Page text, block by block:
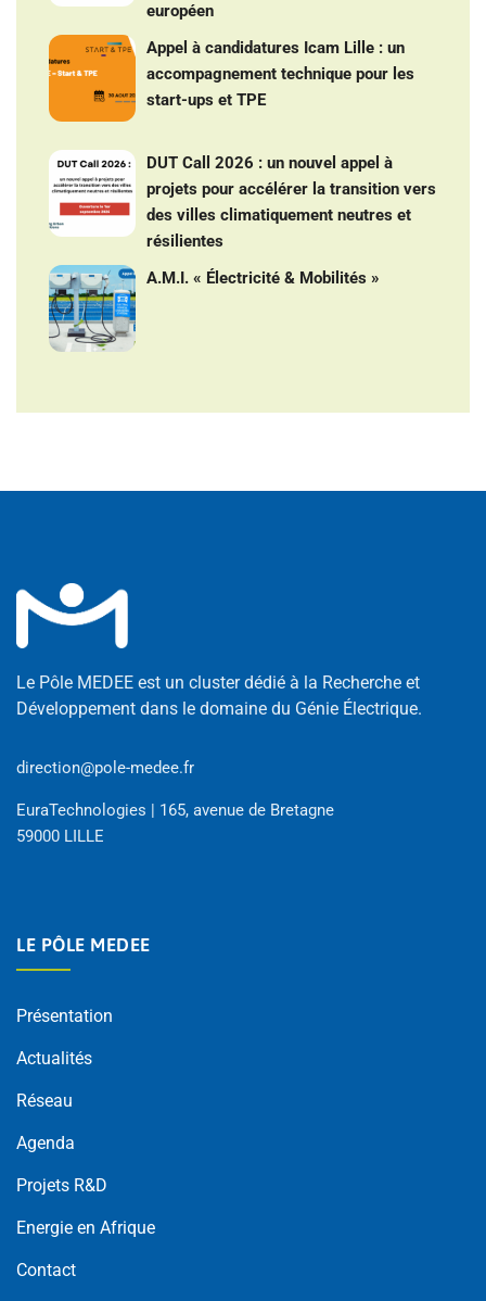
européen
Appel à candidatures Icam Lille : un
accompagnement technique pour les
start-ups et TPE
DUT Call 2026 : un nouvel appel à
projets pour accélérer la transition vers
des villes climatiquement neutres et
résilientes
A.M.I. « Électricité & Mobilités »
Le Pôle MEDEE est un cluster dédié à la Recherche et
Développement dans le domaine du Génie Électrique.
direction@pole-medee.fr
EuraTechnologies | 165, avenue de Bretagne
59000 LILLE
LE PÔLE MEDEE
Présentation
Actualités
Réseau
Agenda
Projets R&D
Energie en Afrique
Contact